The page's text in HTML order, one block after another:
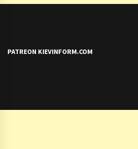
PATREON KIEVINFORM.COM